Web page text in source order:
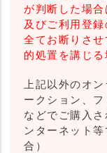
が判断した場
及びご利用登
全てお断りさ
的処置を講じる
上記以外のオ
ークション、フ
などでご購入
ンターネット
合）